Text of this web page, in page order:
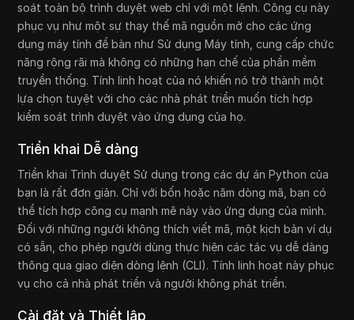
soát toàn bộ trình duyệt web chỉ với một lệnh. Công cụ này
phục vụ như một sự thay thế mã nguồn mở cho các ứng
dụng máy tính để bàn như Sử dụng Máy tính, cung cấp chức
năng rộng rãi mà không có những hạn chế của phần mềm
truyền thống. Tính linh hoạt của nó khiến nó trở thành một
lựa chọn tuyệt vời cho các nhà phát triển muốn tích hợp
kiểm soát trình duyệt vào ứng dụng của họ.
Triển khai Dễ dàng
Triển khai Trình duyệt Sử dụng trong các dự án Python của
bạn là rất đơn giản. Chỉ với bốn hoặc năm dòng mã, bạn có
thể tích hợp công cụ mạnh mẽ này vào ứng dụng của mình.
Đối với những người không thích viết mã, một kịch bản ví dụ
có sẵn, cho phép người dùng thực hiện các tác vụ dễ dàng
thông qua giao diện dòng lệnh (CLI). Tính linh hoạt này phục
vụ cho cả nhà phát triển và người không phát triển.
Cài đặt và Thiết lập